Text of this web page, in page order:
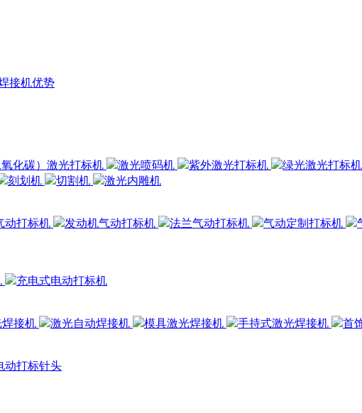
接机优势
化碳）激光打标机 激光喷码机 紫外激光打标机 绿光激光打标机
刻划机 切割机 激光内雕机
动打标机 发动机气动打标机 法兰气动打标机 气动定制打标机
充电式电动打标机
焊接机 激光自动焊接机 模具激光焊接机 手持式激光焊接机 首
动打标针头